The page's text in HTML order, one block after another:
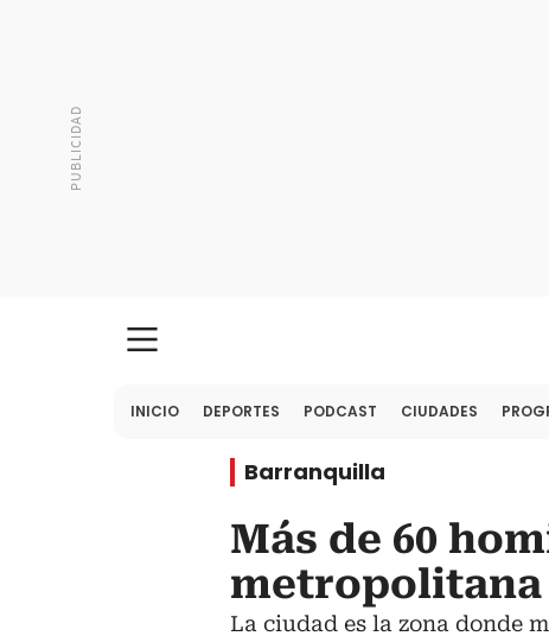
INICIO DEPORTES PODCAST CIUDADES
Barranquilla
Más de 60
La ciudad es la zona donde